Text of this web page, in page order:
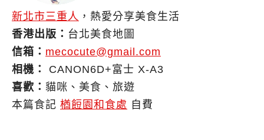
新北市三重人 ，熱愛分享美食生活
香港出版： 台北美食地圖
信箱： mecocute@gmail.com
相機：
CANON6D+富士 X-A3
喜歡： 貓咪、美食、旅遊
本篇食記 楢餖園和食處 自費